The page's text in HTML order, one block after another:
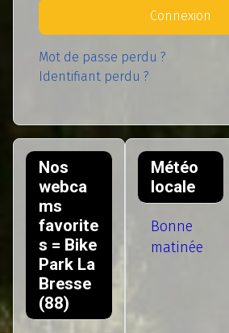
Connexion
Mot de passe perdu ?
Identifiant perdu ?
Nos
webca
ms
favorite
s = Bike
Park La
Bresse
(88)
Météo
locale
Bonne
matinée